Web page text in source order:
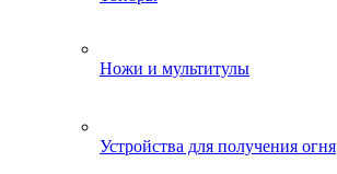
Ножи и мультитулы
Устройства для получения огня